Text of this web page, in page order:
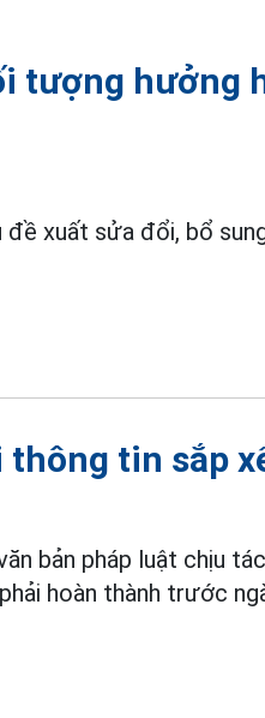
tượng hưởng
đề xuất sửa đổi, bổ
tin sắp
bản pháp luật chịu
hoàn thành trước